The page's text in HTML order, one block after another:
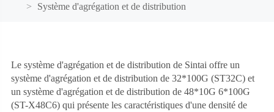
Système d'agrégation et de distribution
Le système d'agrégation et de distribution de Sintai offre un
système d'agrégation et de distribution de 32*100G (ST32C) et
un système d'agrégation et de distribution de 48*10G 6*100G
(ST-X48C6) qui présente les caractéristiques d'une densité de